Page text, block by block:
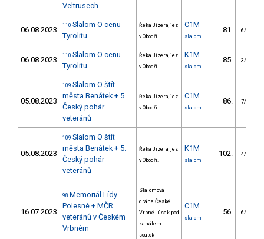
Veltrusech
06.08.2023 110 Slalom O cenu
Tyrolitu
Řeka Jizera, jez
v Obodři.
C1M
slalom
81. 6/VS
06.08.2023 110 Slalom O cenu
Tyrolitu
Řeka Jizera, jez
v Obodři.
K1M
slalom
85. 3/VS
05.08.2023
109 Slalom O štít
města Benátek + 5.
Český pohár
veteránů
Řeka Jizera, jez
v Obodři.
C1M
slalom
86. 7/VS
05.08.2023
109 Slalom O štít
města Benátek + 5.
Český pohár
veteránů
Řeka Jizera, jez
v Obodři.
K1M
slalom
102. 4/VS
16.07.2023
98 Memoriál Lídy
Polesné + MČR
veteránů v Českém
Vrbném
Slalomová
dráha České
Vrbné - úsek pod
kanálem -
soutok
C1M
slalom
56. 6/VS